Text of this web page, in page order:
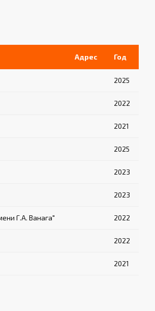
Адрес Год
2025
2022
2021
2025
2023
2023
Г.А. Ванага" 2022
2022
2021